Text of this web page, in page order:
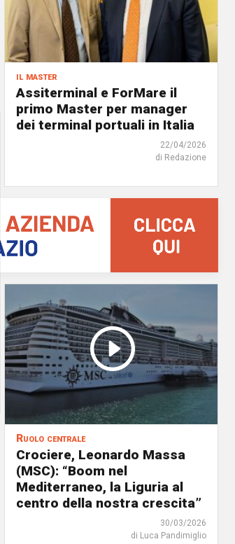
il master
Assiterminal e ForMare il
primo Master per manager
dei terminal portuali in Italia
22/04/2026
di Redazione
Ruolo centrale
Crociere, Leonardo Massa
(MSC): “Boom nel
Mediterraneo, la Liguria al
centro della nostra crescita”
30/03/2026
di Luca Pandimiglio